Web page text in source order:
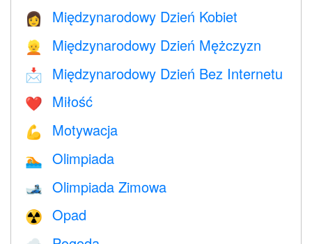
👩 Międzynarodowy Dzień Kobiet
👱 Międzynarodowy Dzień Mężczyzn
📩 Międzynarodowy Dzień Bez Internetu
❤️️ Miłość
💪 Motywacja
🏊 Olimpiada
🎿 Olimpiada Zimowa
☢️ Opad